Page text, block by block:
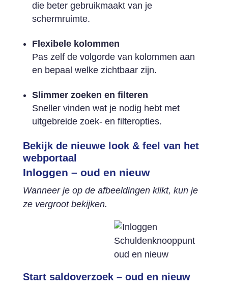
die beter gebruikmaakt van je
schermruimte.
Flexibele kolommen
Pas zelf de volgorde van kolommen aan
en bepaal welke zichtbaar zijn.
Slimmer zoeken en filteren
Sneller vinden wat je nodig hebt met
uitgebreide zoek- en filteropties.
Bekijk de nieuwe look & feel van het
webportaal
Inloggen – oud en nieuw
Wanneer je op de afbeeldingen klikt, kun je
ze vergroot bekijken.
Start saldoverzoek – oud en nieuw